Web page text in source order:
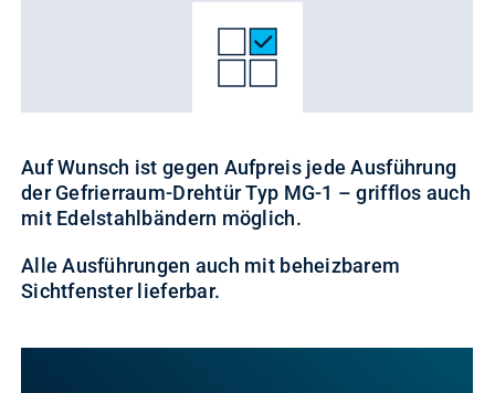
Auf Wunsch ist gegen Aufpreis jede Ausführung
der Gefrierraum-Drehtür Typ MG-1 – grifflos auch
mit Edelstahlbändern möglich.
Alle Ausführungen auch mit beheizbarem
Sichtfenster lieferbar.